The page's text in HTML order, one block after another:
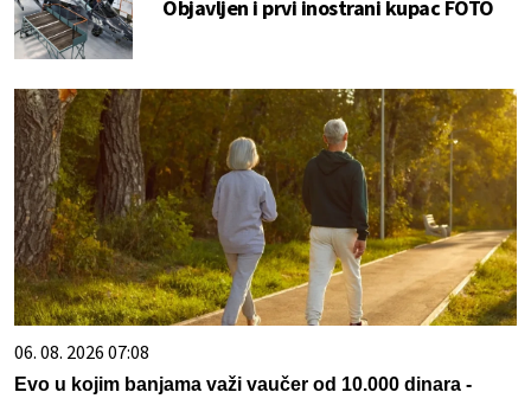
Objavljen i prvi inostrani kupac FOTO
06. 08. 2026 07:08
Evo u kojim banjama važi vaučer od 10.000 dinara -